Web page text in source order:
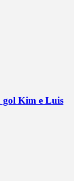
Kim e Luis